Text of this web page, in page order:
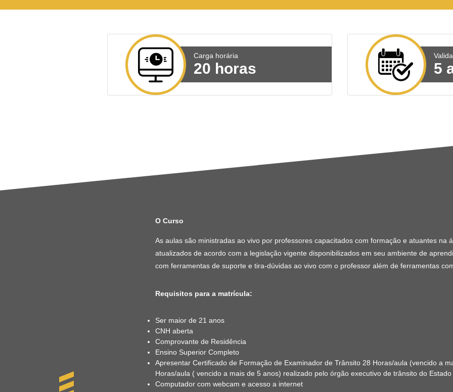
Carga horária
20 horas 5
O Curso
As aulas são ministradas ao vivo por professores capacitados com formação e atuantes
atualizados de acordo com a legislação vigente disponibilizados em seu ambiente de
com ferramentas de suporte e tira-dúvidas ao vivo com o professor além de ferramentas
Requisitos para a matrícula:
Ser maior de 21 anos
CNH aberta
Comprovante de Residência
Ensino Superior Completo
Apresentar Certificado de Formação de Examinador de Trânsito 28 Horas/aula (vencido a
Horas/aula ( vencido a mais de 5 anos) realizado pelo órgão executivo de trânsito do
Computador com webcam e acesso a internet